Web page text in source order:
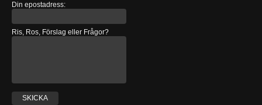
Din epostadress:
Ris, Ros, Förslag eller Frågor?
SKICKA